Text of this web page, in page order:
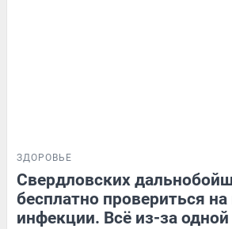
ЗДОРОВЬЕ
Свердловских
бесплатно провериться
инфекции. Всё из-за